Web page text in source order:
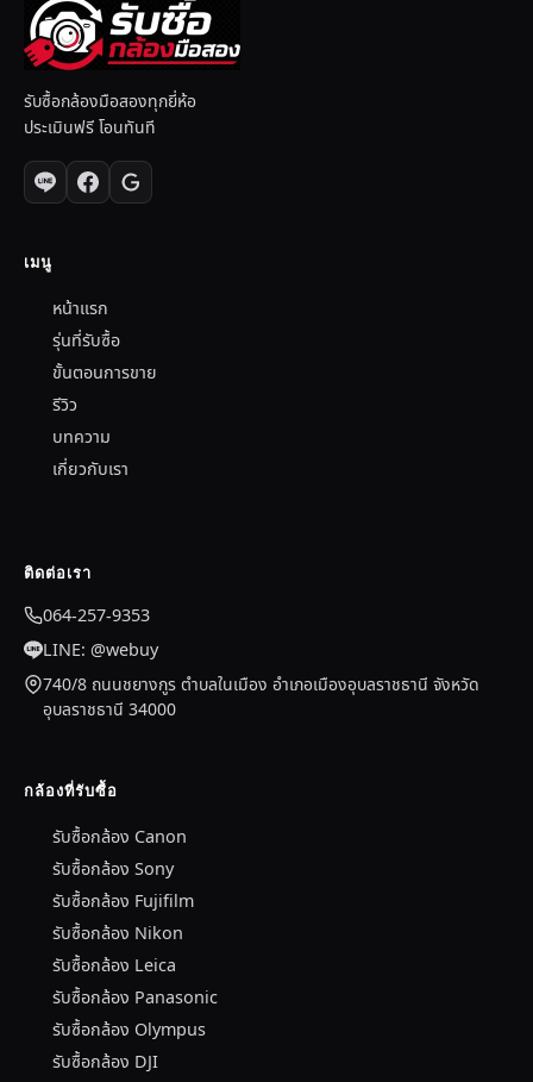
รับซื้อกล้องมือสองทุกยี่ห้อ
ประเมินฟรี โอนทันที
เมนู
หน้าแรก
รุ่นที่รับซื้อ
ขั้นตอนการขาย
รีวิว
บทความ
เกี่ยวกับเรา
ติดต่อเรา
064-257-9353
LINE: @webuy
740/8 ถนนชยางกูร ตำบลในเมือง อำเภอเมืองอุบลราชธานี จังหวัด
อุบลราชธานี 34000
กล้องที่รับซื้อ
รับซื้อกล้อง Canon
รับซื้อกล้อง Sony
รับซื้อกล้อง Fujifilm
รับซื้อกล้อง Nikon
รับซื้อกล้อง Leica
รับซื้อกล้อง Panasonic
รับซื้อกล้อง Olympus
รับซื้อกล้อง DJI